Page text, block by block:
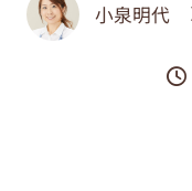
小泉明代